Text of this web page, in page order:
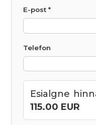
E-post *
Telefon
Esialgne
115.00 EUR